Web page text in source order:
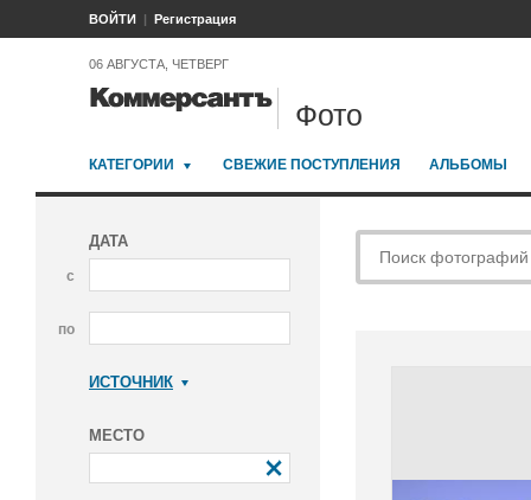
ВОЙТИ Регистрация
06 АВГУСТА, ЧЕТВЕРГ
Фото
КАТЕГОРИИ СВЕЖИЕ ПОСТУПЛЕНИЯ АЛЬБОМЫ
ДАТА
с
по
ИСТОЧНИК
МЕСТО